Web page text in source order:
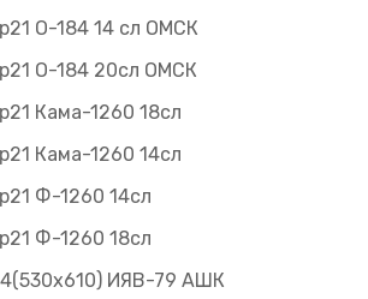
О-184 14 сл ОМСК
О-184 20сл ОМСК
Кама-1260 18сл
Кама-1260 14сл
Ф-1260 14сл
Ф-1260 18сл
ИЯВ-79 АШК